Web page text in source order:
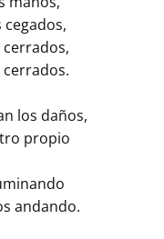
los daños,
propio
andando.